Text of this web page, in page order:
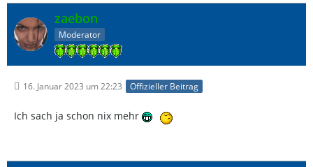
zaebon
Moderator
16. Januar 2023 um 22:23 Offizieller Beitrag
Ich sach ja schon nix mehr